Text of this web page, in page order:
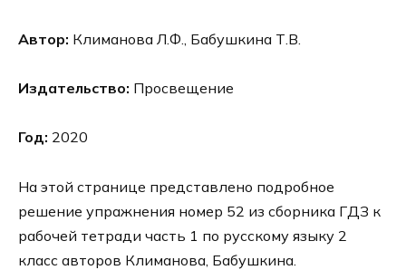
Автор: Климанова Л.Ф., Бабушкина Т.В.
Издательство: Просвещение
Год: 2020
На этой странице представлено подробное
решение упражнения номер 52 из сборника ГДЗ к
рабочей тетради часть 1 по русскому языку 2
класс авторов Климанова, Бабушкина.